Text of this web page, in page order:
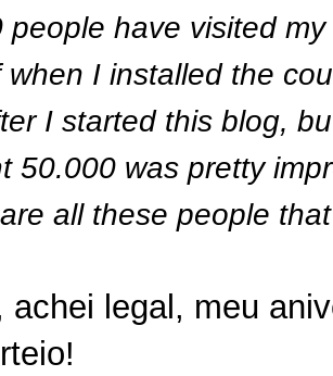
people have visited
when I installed the
I started this blog,
50.000 was pretty
all these people
achei legal, meu